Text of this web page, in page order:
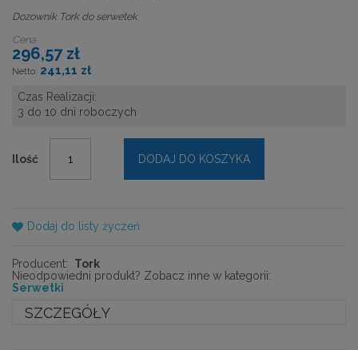
Dozownik Tork do serwetek
Cena
296,57 zł
241,11 zł
Czas Realizacji:
3 do 10 dni roboczych
Ilość DODAJ DO KOSZYKA
Dodaj do listy życzeń
Producent:
Tork
Nieodpowiedni produkt? Zobacz inne w kategorii:
Serwetki
SZCZEGÓŁY